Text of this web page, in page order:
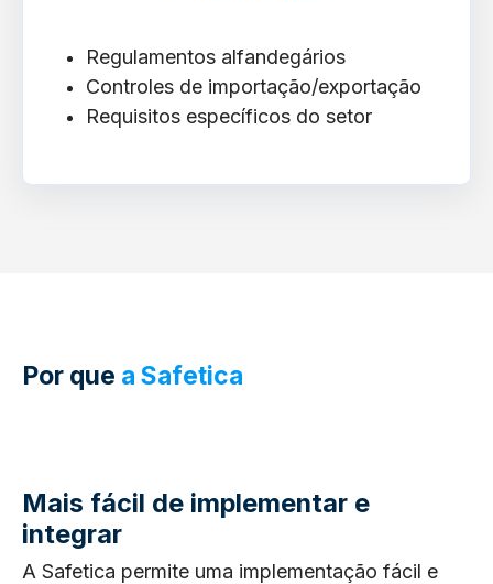
Regulamentos alfandegários
Controles de importação/exportação
Requisitos específicos do setor
Por que a Safetica
Mais fácil de implementar e
integrar
A Safetica permite uma implementação fácil e